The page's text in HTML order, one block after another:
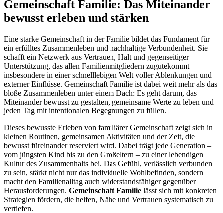
Gemeinschaft Familie: Das Miteinander
bewusst erleben und stärken
Eine starke Gemeinschaft in der Familie bildet das Fundament für
ein erfülltes Zusammenleben und nachhaltige Verbundenheit. Sie
schafft ein Netzwerk aus Vertrauen, Halt und gegenseitiger
Unterstützung, das allen Familienmitgliedern zugutekommt –
insbesondere in einer schnelllebigen Welt voller Ablenkungen und
externer Einflüsse. Gemeinschaft Familie ist dabei weit mehr als das
bloße Zusammenleben unter einem Dach: Es geht darum, das
Miteinander bewusst zu gestalten, gemeinsame Werte zu leben und
jeden Tag mit intentionalen Begegnungen zu füllen.
Dieses bewusste Erleben von familiärer Gemeinschaft zeigt sich in
kleinen Routinen, gemeinsamen Aktivitäten und der Zeit, die
bewusst füreinander reserviert wird. Dabei trägt jede Generation –
vom jüngsten Kind bis zu den Großeltern – zu einer lebendigen
Kultur des Zusammenhalts bei. Das Gefühl, verlässlich verbunden
zu sein, stärkt nicht nur das individuelle Wohlbefinden, sondern
macht den Familienalltag auch widerstandsfähiger gegenüber
Herausforderungen. Gemeinschaft Familie lässt sich mit konkreten
Strategien fördern, die helfen, Nähe und Vertrauen systematisch zu
vertiefen.